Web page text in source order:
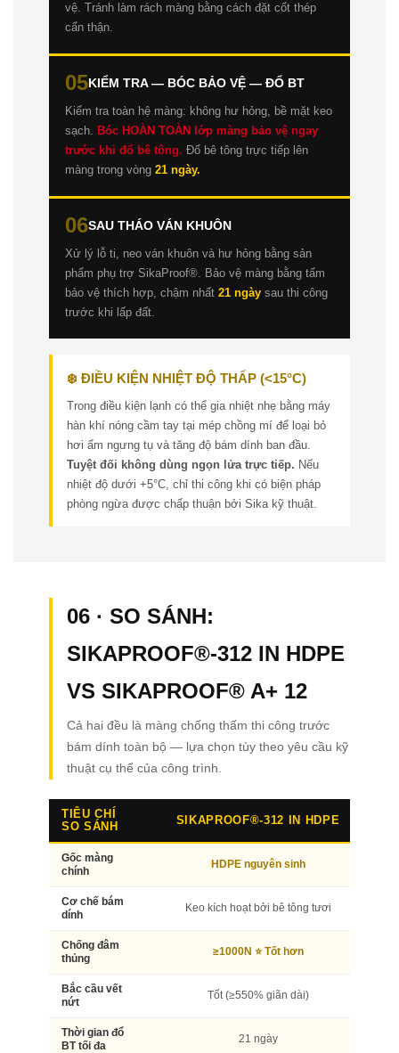
vệ. Tránh làm rách màng bằng cách đặt cốt thép
cẩn thận.
05KIỂM TRA — BÓC BẢO VỆ — ĐỔ BT
Kiểm tra toàn hệ màng: không hư hỏng, bề mặt keo
sạch. Bóc HOÀN TOÀN lớp màng bảo vệ ngay
trước khi đổ bê tông. Đổ bê tông trực tiếp lên
màng trong vòng 21 ngày.
06SAU THÁO VÁN KHUÔN
Xử lý lỗ ti, neo ván khuôn và hư hỏng bằng sản
phẩm phụ trợ SikaProof®. Bảo vệ màng bằng tấm
bảo vệ thích hợp, chậm nhất 21 ngày sau thi công
trước khi lấp đất.
❄️ ĐIỀU KIỆN NHIỆT ĐỘ THẤP (<15°C)
Trong điều kiện lạnh có thể gia nhiệt nhẹ bằng máy
hàn khí nóng cầm tay tại mép chồng mí để loại bỏ
hơi ẩm ngưng tụ và tăng độ bám dính ban đầu.
Tuyệt đối không dùng ngọn lửa trực tiếp. Nếu
nhiệt độ dưới +5°C, chỉ thi công khi có biện pháp
phòng ngừa được chấp thuận bởi Sika kỹ thuật.
06 · SO SÁNH:
SIKAPROOF®-312 IN HDPE
VS SIKAPROOF® A+ 12
Cả hai đều là màng chống thấm thi công trước
bám dính toàn bộ — lựa chọn tùy theo yêu cầu kỹ
thuật cụ thể của công trình.
TIÊU CHÍ
SO SÁNH
SIKAPROOF®-312 IN HDPE
Gốc màng
chính
HDPE nguyên sinh
Cơ chế bám
dính
Keo kích hoạt bởi bê tông tươi
Chống đâm
thủng
≥1000N ⭐ Tốt hơn
Bắc cầu vết
nứt
Tốt (≥550% giãn dài)
Thời gian đổ
BT tối đa
21 ngày